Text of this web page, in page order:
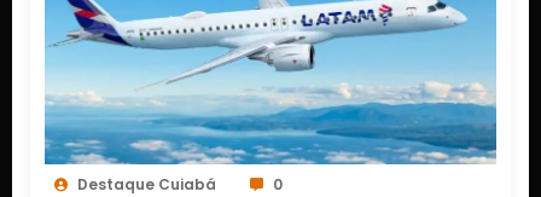
Destaque Cuiabá 0